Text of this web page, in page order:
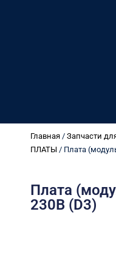
Главная / Запчасти
ПЛАТЫ / Плата
Плата
230В (D3)